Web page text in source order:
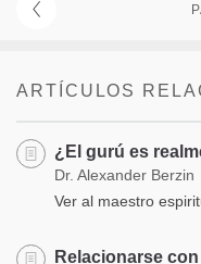
ARTÍCULOS
¿El gurú es
Dr. Alexander Berzin
Ver al maestro
Relacionarse